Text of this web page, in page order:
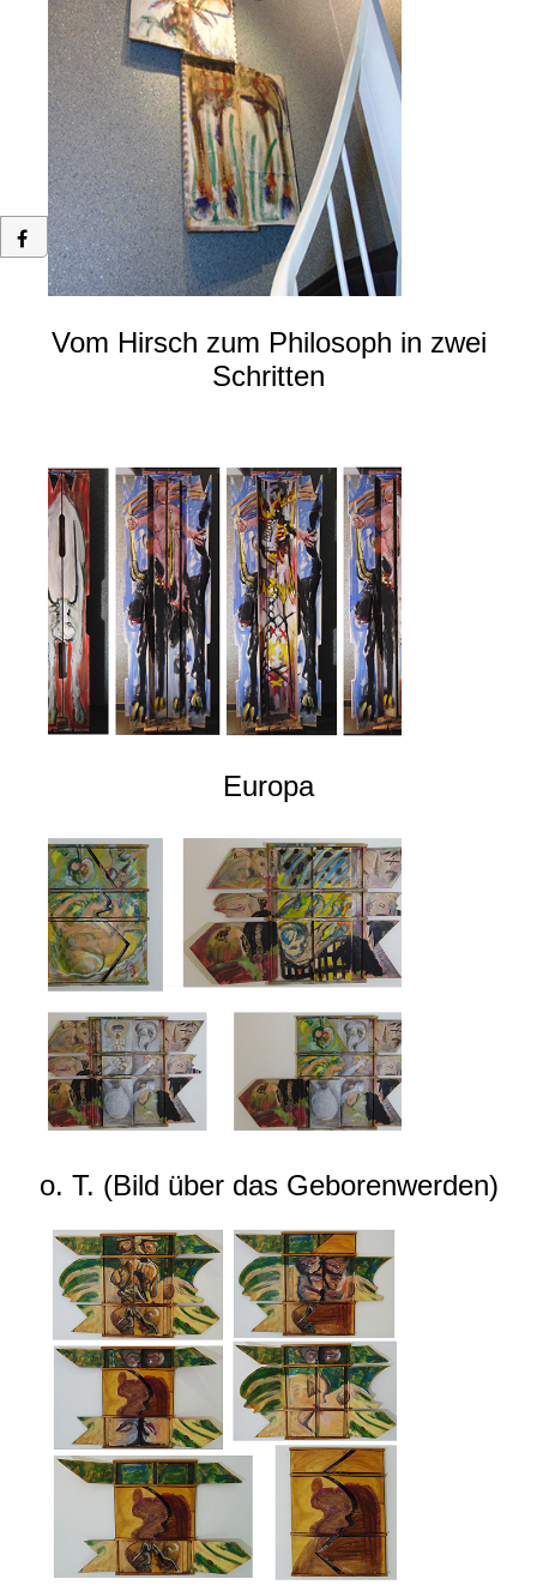
Vom Hirsch zum Philosoph in zwei
Schritten
Europa
o. T. (Bild über das Geborenwerden)